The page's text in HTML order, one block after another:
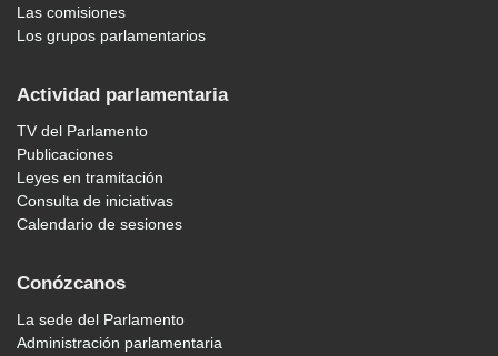
Las comisiones
Los grupos parlamentarios
Actividad parlamentaria
TV del Parlamento
Publicaciones
Leyes en tramitación
Consulta de iniciativas
Calendario de sesiones
Conózcanos
La sede del Parlamento
Administración parlamentaria